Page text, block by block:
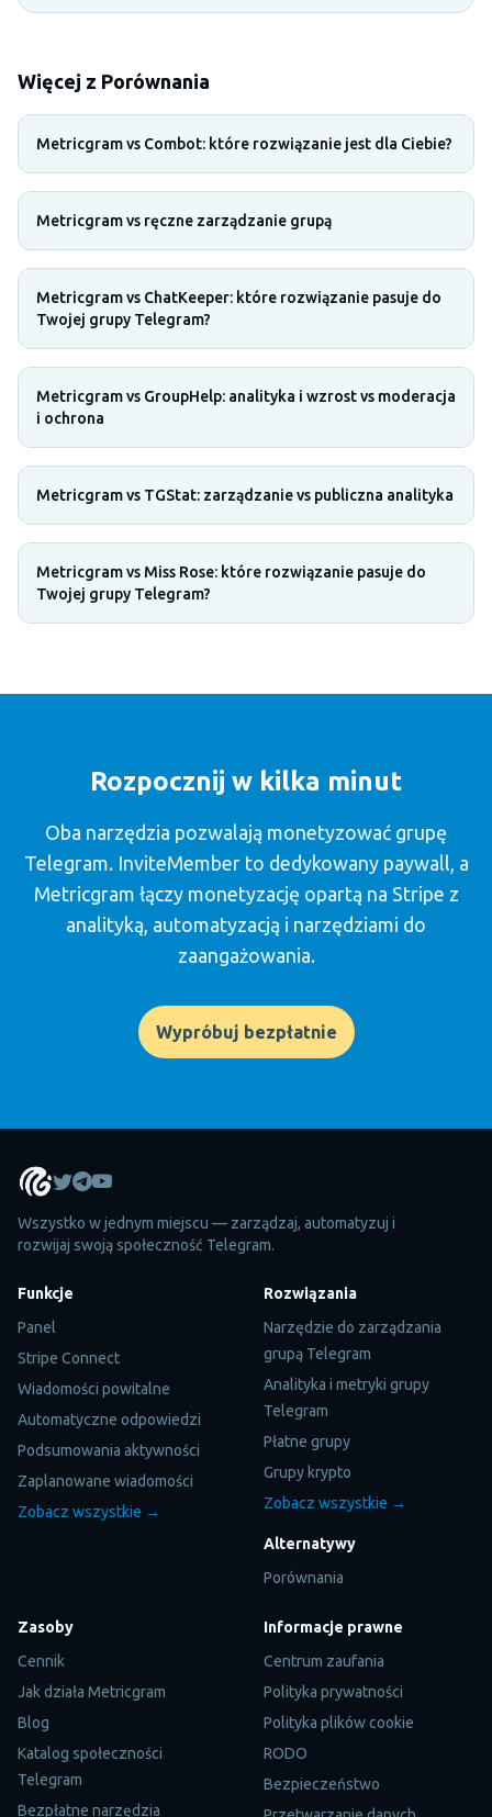
Więcej z Porównania
Metricgram vs Combot: które rozwiązanie jest dla Ciebie?
Metricgram vs ręczne zarządzanie grupą
Metricgram vs ChatKeeper: które rozwiązanie pasuje do
Twojej grupy Telegram?
Metricgram vs GroupHelp: analityka i wzrost vs moderacja
i ochrona
Metricgram vs TGStat: zarządzanie vs publiczna analityka
Metricgram vs Miss Rose: które rozwiązanie pasuje do
Twojej grupy Telegram?
Rozpocznij w kilka minut
Oba narzędzia pozwalają monetyzować grupę
Telegram. InviteMember to dedykowany paywall, a
Metricgram łączy monetyzację opartą na Stripe z
analityką, automatyzacją i narzędziami do
zaangażowania.
Wypróbuj bezpłatnie
Wszystko w jednym miejscu — zarządzaj, automatyzuj i
rozwijaj swoją społeczność Telegram.
Funkcje
Panel
Stripe Connect
Wiadomości powitalne
Automatyczne odpowiedzi
Podsumowania aktywności
Zaplanowane wiadomości
Zobacz wszystkie →
Rozwiązania
Narzędzie do zarządzania
grupą Telegram
Analityka i metryki grupy
Telegram
Płatne grupy
Grupy krypto
Zobacz wszystkie →
Alternatywy
Porównania
Zasoby
Cennik
Jak działa Metricgram
Blog
Katalog społeczności
Telegram
Bezpłatne narzędzia
Informacje prawne
Centrum zaufania
Polityka prywatności
Polityka plików cookie
RODO
Bezpieczeństwo